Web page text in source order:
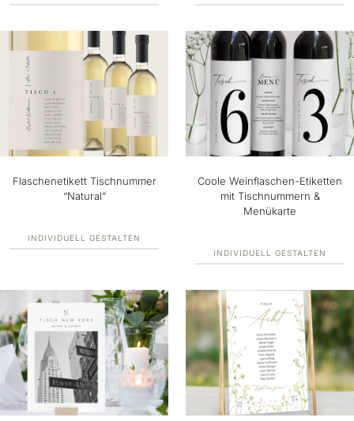
Flaschenetikett Tischnummer
“Natural”
INDIVIDUELL GESTALTEN
Coole Weinflaschen-Etiketten
mit Tischnummern &
Menükarte
INDIVIDUELL GESTALTEN